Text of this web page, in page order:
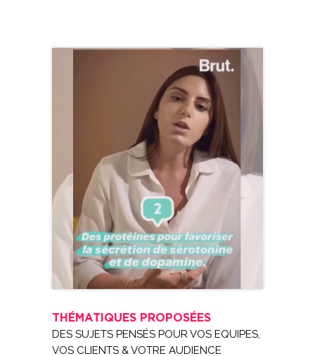
THÉMATIQUES PROPOSÉES
DES SUJETS PENSÉS POUR VOS EQUIPES,
VOS CLIENTS & VOTRE AUDIENCE